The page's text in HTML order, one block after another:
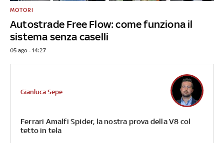
Autostrade Free Flow: come funziona il
sistema senza caselli
MOTORI
05 ago - 14:27
Ferrari Amalfi Spider, la nostra prova della V8 col
tetto in tela
Gianluca Sepe